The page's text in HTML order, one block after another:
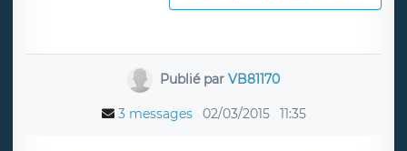
Publié par VB81170
3 messages 02/03/2015 11:35